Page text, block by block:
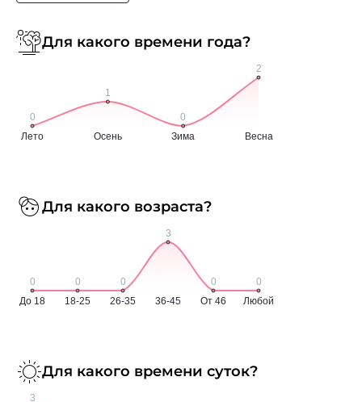
Для какого времени года?
Для какого возраста?
Для какого времени суток?